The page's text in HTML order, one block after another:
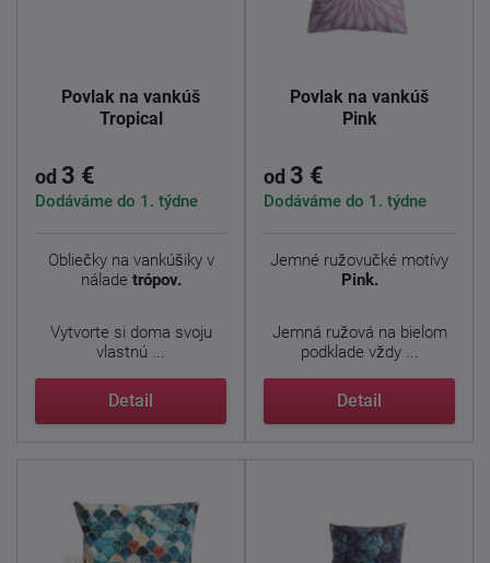
Povlak na vankúš
Tropical
od 3 €
Dodáváme do 1. týdne
Obliečky na vankúšiky v
nálade trópov.
Vytvorte si doma svoju
vlastnú ...
Detail
Povlak na vankúš
Pink
od 3 €
Dodáváme do 1. týdne
Jemné ružovučké motívy
Pink.
Jemná ružová na bielom
podklade vždy ...
Detail